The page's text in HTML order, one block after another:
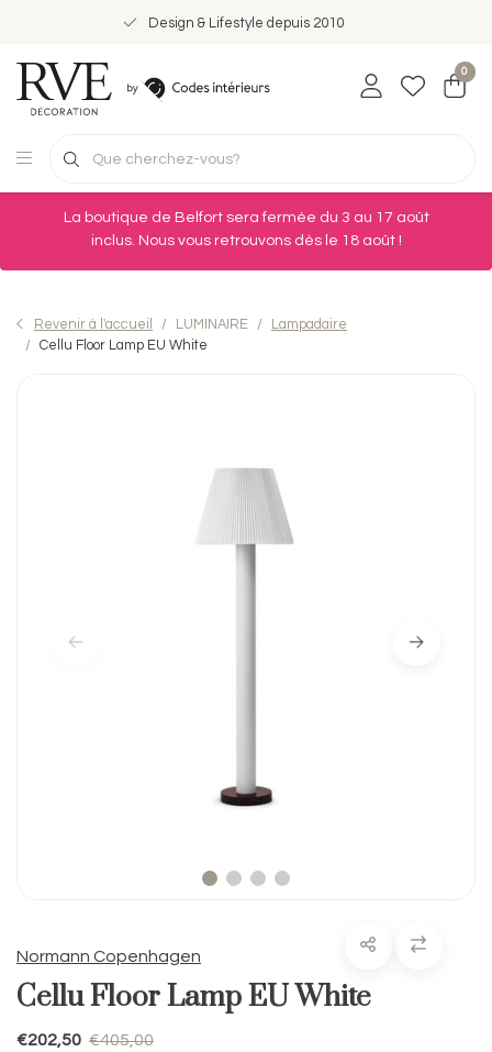
Design & Lifestyle depuis 2010
0
La boutique de Belfort sera fermée du 3 au 17 août
inclus. Nous vous retrouvons dès le 18 août !
Revenir à l'accueil LUMINAIRE
Lampadaire
Cellu Floor Lamp EU White
Normann Copenhagen
Cellu Floor Lamp EU White
€202,50 €405,00